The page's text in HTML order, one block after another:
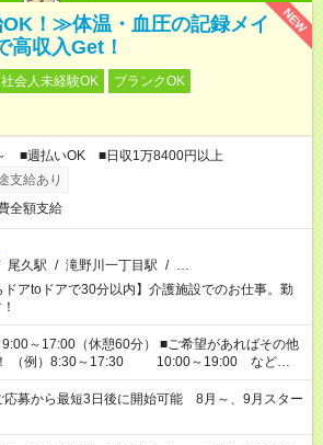
NEW
！≫体温・血圧の記録メイ
高収入Get！
社会人未経験OK
ブランクOK
■週払いOK ■日収1万8400円以上
支給あり
全額支給
尾久駅 / 滝野川一丁目駅 / …
ドアtoドアで30分以内】介護施設でのお仕事。勤
（休憩60分） ■ご希望があればその他
！ （例）8:30～17:30 10:00～19:00 など
を合わせたい」 「できれば残業はしたくない」
ご希望に沿ったお仕事をご紹介します！ ※Wワ
へ 今ご覧のお仕事で希望する勤務時間と、もう1つ
時間。 合計で週40時間を超える場合は応募でき
募から最短3日後に開始可能 8月～、9月スター